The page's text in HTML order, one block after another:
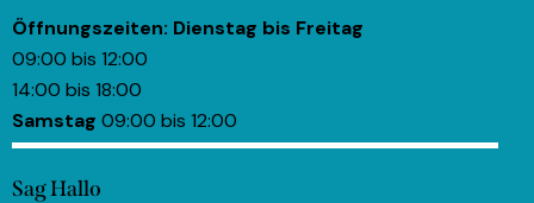
Öffnungszeiten: Dienstag bis Freitag
09:00 bis 12:00
14:00 bis 18:00
Samstag 09:00 bis 12:00
Sag Hallo